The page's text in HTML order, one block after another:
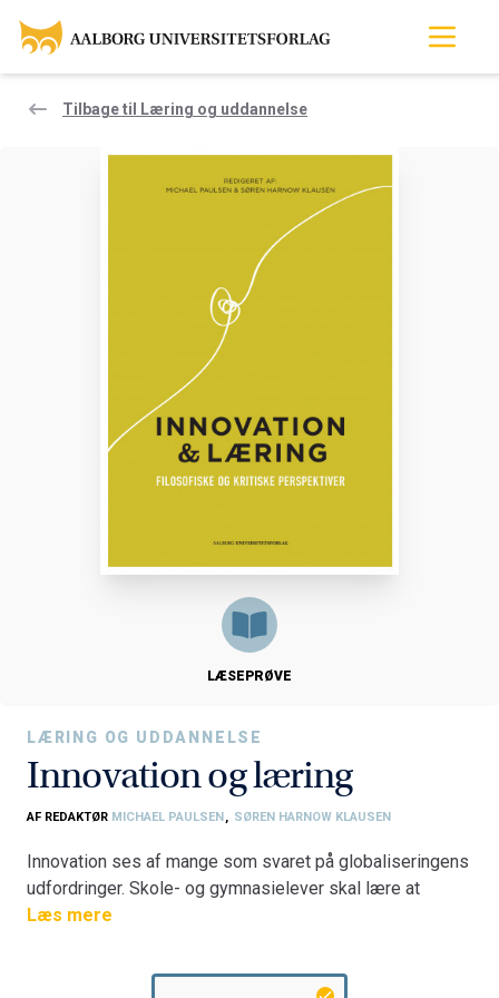
Tilbage til Læring og uddannelse
LÆSEPRØVE
LÆRING OG UDDANNELSE
Innovation og læring
AF REDAKTØR MICHAEL PAULSEN, SØREN HARNOW KLAUSEN
Innovation ses af mange som svaret på globaliseringens
udfordringer. Skole- og gymnasielever skal lære at
tænke og handle innovativt, og man forsøger at
mere fleksible organisations- og samarbejdsformer. Men
Læs mere